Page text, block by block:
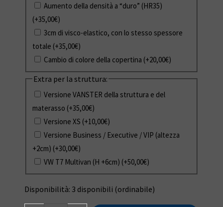
Aumento della densità a “duro” (HR35)
(+35,00€)
3cm di visco-elastico, con lo stesso spessore
totale (+35,00€)
Cambio di colore della copertina (+20,00€)
Extra per la struttura:
Versione VANSTER della struttura e del
materasso (+35,00€)
Versione XS (+10,00€)
Versione Business / Executive / VIP (altezza
+2cm) (+30,00€)
VW T7 Multivan (H +6cm) (+50,00€)
Disponibilità: 3 disponibili (ordinabile)